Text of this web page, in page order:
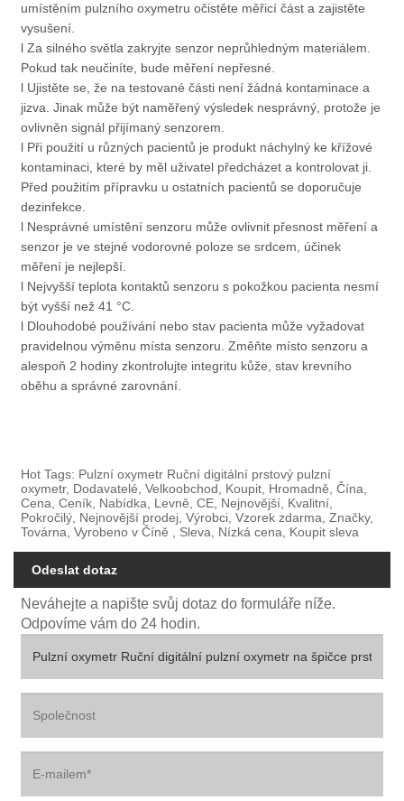
umístěním pulzního oxymetru očistěte měřicí část a zajistěte
vysušení.
l Za silného světla zakryjte senzor neprůhledným materiálem.
Pokud tak neučiníte, bude měření nepřesné.
l Ujistěte se, že na testované části není žádná kontaminace a
jizva. Jinak může být naměřený výsledek nesprávný, protože je
ovlivněn signál přijímaný senzorem.
l Při použití u různých pacientů je produkt náchylný ke křížové
kontaminaci, které by měl uživatel předcházet a kontrolovat ji.
Před použitím přípravku u ostatních pacientů se doporučuje
dezinfekce.
l Nesprávné umístění senzoru může ovlivnit přesnost měření a
senzor je ve stejné vodorovné poloze se srdcem, účinek
měření je nejlepší.
l Nejvyšší teplota kontaktů senzoru s pokožkou pacienta nesmí
být vyšší než 41 °C.
l Dlouhodobé používání nebo stav pacienta může vyžadovat
pravidelnou výměnu místa senzoru. Změňte místo senzoru a
alespoň 2 hodiny zkontrolujte integritu kůže, stav krevního
oběhu a správné zarovnání.
Hot Tags: Pulzní oxymetr Ruční digitální prstový pulzní
oxymetr, Dodavatelé, Velkoobchod, Koupit, Hromadně, Čína,
Cena, Ceník, Nabídka, Levně, CE, Nejnovější, Kvalitní,
Pokročilý, Nejnovější prodej, Výrobci, Vzorek zdarma, Značky,
Továrna, Vyrobeno v Číně , Sleva, Nízká cena, Koupit sleva
Odeslat dotaz
Neváhejte a napište svůj dotaz do formuláře níže.
Odpovíme vám do 24 hodin.